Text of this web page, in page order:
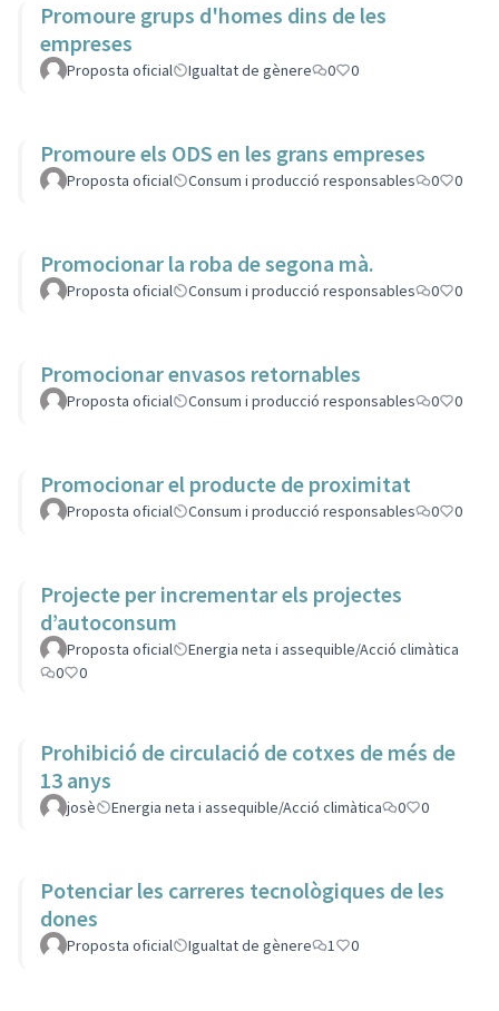
Promoure grups d'homes dins de les
empreses
Proposta oficial Igualtat de gènere 0 0
Promoure els ODS en les grans empreses
Proposta oficial Consum i producció responsables 0 0
Promocionar la roba de segona mà.
Proposta oficial Consum i producció responsables 0 0
Promocionar envasos retornables
Proposta oficial Consum i producció responsables 0 0
Promocionar el producte de proximitat
Proposta oficial Consum i producció responsables 0 0
Projecte per incrementar els projectes
d’autoconsum
Proposta oficial
Energia neta i assequible/Acció climàtica
0
0
Prohibició de circulació de cotxes de més de
13 anys
josè Energia neta i assequible/Acció climàtica 0 0
Potenciar les carreres tecnològiques de les
dones
Proposta oficial Igualtat de gènere 1 0